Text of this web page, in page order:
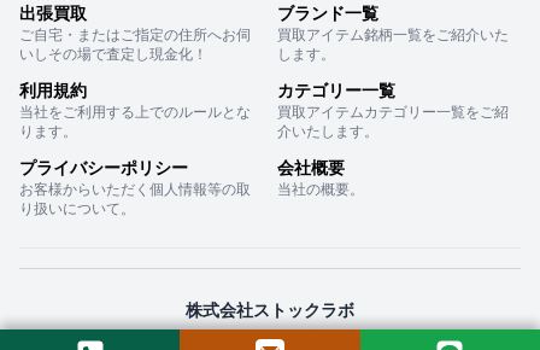
出張買取
ご自宅・またはご指定の住所へお伺
いしその場で査定し現金化！
ブランド一覧
買取アイテム銘柄一覧をご紹介いた
します。
利用規約
当社をご利用する上でのルールとな
ります。
カテゴリー一覧
買取アイテムカテゴリー一覧をご紹
介いたします。
プライバシーポリシー
お客様からいただく個人情報等の取
り扱いについて。
会社概要
当社の概要。
株式会社ストックラボ
〒160-0022 東京都新宿区新宿２丁目１２−１６ セントフォービル ２０３